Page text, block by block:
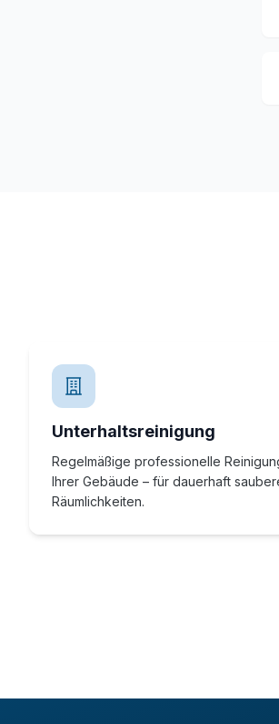
Unterhaltsreinigung
Regelmäßige professionelle
Ihrer Gebäude – für dauerhaft
Räumlichkeiten.